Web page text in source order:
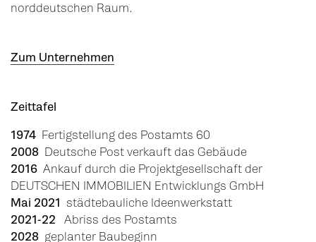
norddeutschen Raum.
Zum Unternehmen
Zeittafel
1974 Fertigstellung des Postamts 60
2008 Deutsche Post verkauft das Gebäude
2016 Ankauf durch die Projektgesellschaft der
DEUTSCHEN IMMOBILIEN Entwicklungs GmbH
Mai 2021 städtebauliche Ideenwerkstatt
2021-22 Abriss des Postamts
2028 geplanter Baubeginn